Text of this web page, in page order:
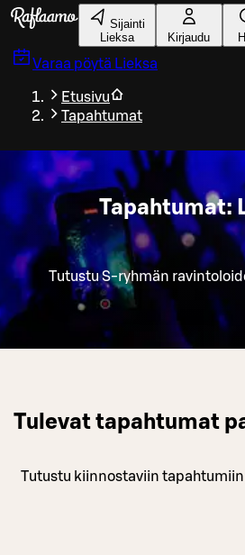
Siirry pääsisältöön
Sijainti
Lieksa
Kirjaudu
Varaa pöytä Lieksa
Etusivu
Tapahtumat
Tapahtumat:
Tutustu S-ryhmän
Tulevat tapahtumat
Tutustu kiinnostaviin